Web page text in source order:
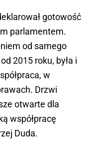
gotowość
parlamentem.
od samego
2015 roku, była i
w
Drzwi
otwarte dla
współpracę
Duda.